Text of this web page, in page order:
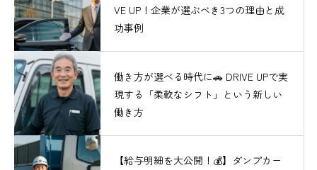
VE UP！企業が選ぶべき3つの理由と成
功事例
働き方が選べる時代に🚗 DRIVE UPで実
現する「柔軟なシフト」という新しい
働き方
【給与明細を大公開！💰】ダンプカー